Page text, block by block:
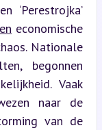
‘Perestrojka’
economische
Nationale
begonnen
Vaak
naar de
van de